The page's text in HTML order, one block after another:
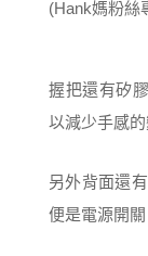
握把還有矽
以減少手感的
另外背面還
便是電源開